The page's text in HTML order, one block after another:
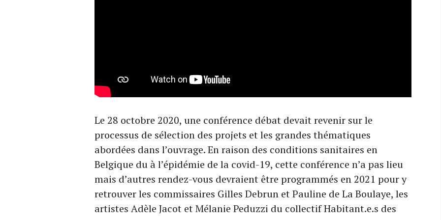
Le 28 octobre 2020, une conférence débat devait revenir sur le
processus de sélection des projets et les grandes thématiques
abordées dans l’ouvrage. En raison des conditions sanitaires en
Belgique du à l’épidémie de la covid-19, cette conférence n’a pas lieu
mais d’autres rendez-vous devraient être programmés en 2021 pour y
retrouver les commissaires Gilles Debrun et Pauline de La Boulaye, les
artistes Adèle Jacot et Mélanie Peduzzi du collectif Habitant.e.s des